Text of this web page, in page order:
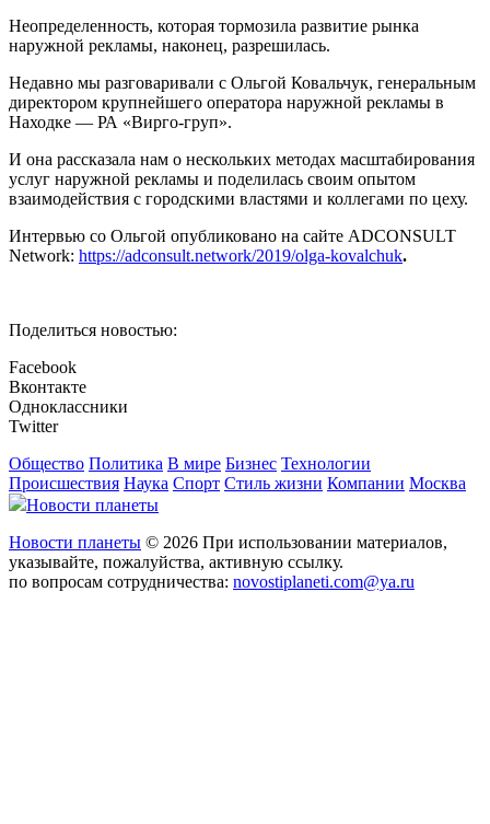
Неопределенность, которая тормозила развитие рынка
наружной рекламы, наконец, разрешилась.
Недавно мы разговаривали с Ольгой Ковальчук, генеральным
директором крупнейшего оператора наружной рекламы в
Находке — РА «Вирго-груп».
И она рассказала нам о нескольких методах масштабирования
услуг наружной рекламы и поделилась своим опытом
взаимодействия с городскими властями и коллегами по цеху.
Интервью со Ольгой опубликовано на сайте ADCONSULT
Network: https://adconsult.network/2019/olga-kovalchuk.
Поделиться новостью:
Facebook
Вконтакте
Одноклассники
Twitter
Общество Политика В мире Бизнес Технологии
Происшествия Наука Спорт Стиль жизни Компании Москва
Новости планеты
Новости планеты © 2026 При использовании материалов,
указывайте, пожалуйства, активную ссылку.
по вопросам сотрудничества: novostiplaneti.com@ya.ru